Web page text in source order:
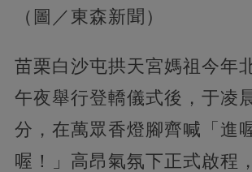
（圖／東森新聞）
苗栗白沙屯拱天宮媽祖今年
午夜舉行登轎儀式後，于凌
分，在萬眾香燈腳齊喊「進
喔！」高昂氣氛下正式啟程